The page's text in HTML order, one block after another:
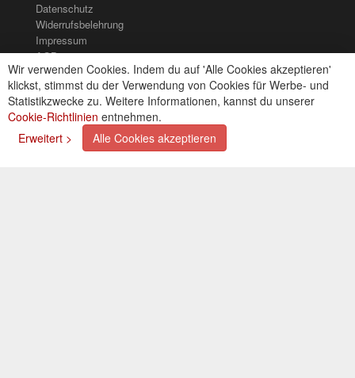
Wir verwenden Cookies. Indem du auf 'Alle Cookies akzeptieren'
klickst, stimmst du der Verwendung von Cookies für Werbe- und
Statistikzwecke zu. Weitere Informationen, kannst du unserer
Cookie-Richtlinien entnehmen.
Erweitert >
Alle Cookies akzeptieren
Datenschutz
Widerrufsbelehrung
Impressum
AGB
Kontakt
Cookies einstellungen
Zahlungsarten